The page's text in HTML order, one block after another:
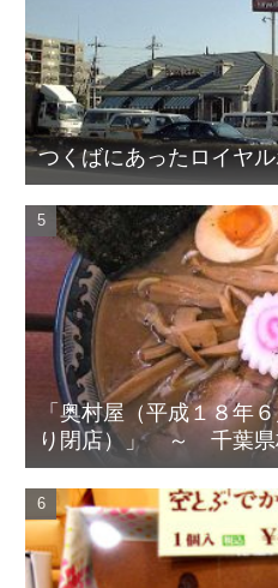
つくばにあったロイヤ
「奥村屋（平成１８年
り閉店）」 ～ 千葉県